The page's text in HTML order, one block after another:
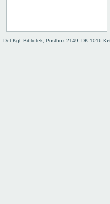
Det Kgl. Bibliotek, Postbox 2149, DK-1016